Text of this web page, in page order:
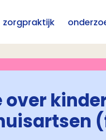
zorgpraktijk